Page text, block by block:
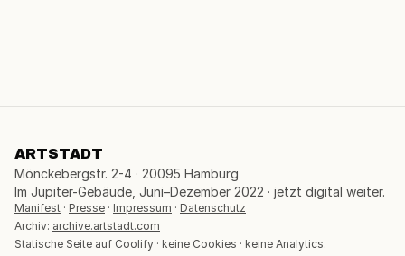
ARTSTADT
Mönckebergstr. 2-4 · 20095 Hamburg
Im Jupiter-Gebäude, Juni–Dezember 2022 · jetzt digital weiter.
Manifest · Presse · Impressum · Datenschutz
Archiv: archive.artstadt.com
Statische Seite auf Coolify · keine Cookies · keine Analytics.